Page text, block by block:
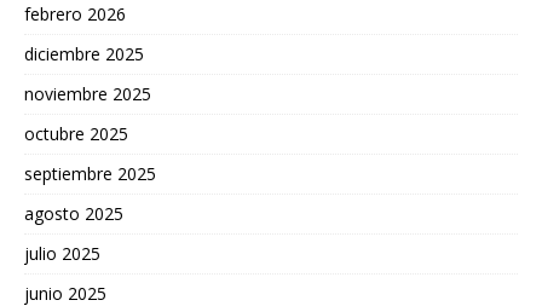
febrero 2026
diciembre 2025
noviembre 2025
octubre 2025
septiembre 2025
agosto 2025
julio 2025
junio 2025